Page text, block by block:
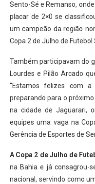
Sento-Sé e Remanso,
placar de 2×0 se
um campeão da região
Copa 2 de Julho de
Também participavam do
Lourdes e Pilão Arcado
“Estamos felizes com
preparando para o
na cidade de Jaguarari,
equipes uma vaga na
Gerência de Esportes de
A Copa 2 de Julho de
na Bahia e já consagrou-
nacional, servindo como